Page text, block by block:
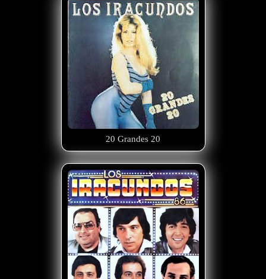
20 Grandes 20